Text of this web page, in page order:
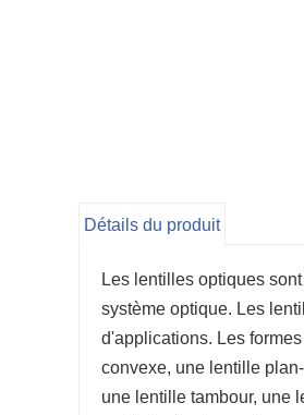
Détails du produit
Les lentilles optiques
système optique. Les
d'applications. Les
convexe, une lentille
une lentille tambour, une